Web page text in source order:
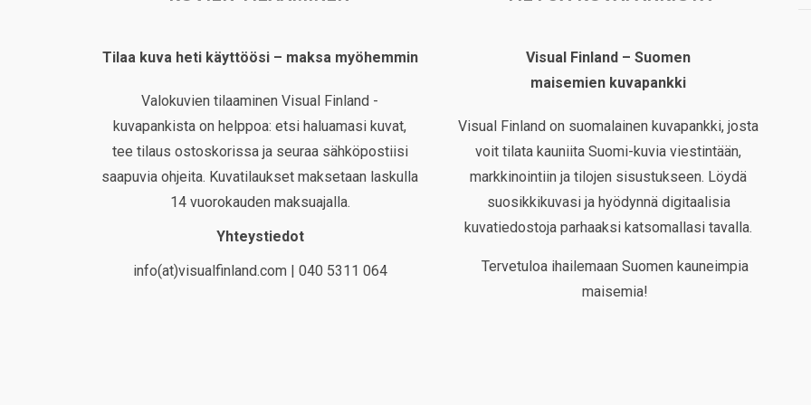
Tilaa kuva heti käyttöösi – maksa myöhemmin
Valokuvien tilaaminen Visual Finland -
kuvapankista on helppoa: etsi haluamasi kuvat,
tee tilaus ostoskorissa ja seuraa sähköpostiisi
saapuvia ohjeita. Kuvatilaukset maksetaan laskulla
14 vuorokauden maksuajalla.
Yhteystiedot
info(at)visualfinland.com | 040 5311 064
Visual Finland – Suomen
maisemien kuvapankki
Visual Finland on suomalainen kuvapankki, josta
voit tilata kauniita Suomi-kuvia viestintään,
markkinointiin ja tilojen sisustukseen. Löydä
suosikkikuvasi ja hyödynnä digitaalisia
kuvatiedostoja parhaaksi katsomallasi tavalla.
Tervetuloa ihailemaan Suomen kauneimpia
maisemia!